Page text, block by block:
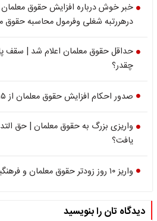
خبر خوش درباره افزایش حقوق
درهررتبه شغلی وفرمول محاسبه حقوق
حداقل حقوق معلمان اعلام شد | سقف
چقدر؟
صدور احکام افزایش حقوق معلمان از ۱۵ فروردین | معلمان بخوانند
واریزی بزرگ به حقوق معلمان | حق
یافت؟
واریز ۱۰ روز زودتر حقوق معلمان و فرهنگیان
دیدگاه تان را بنویسید